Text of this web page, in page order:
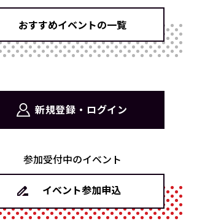
おすすめイベントの一覧
新規登録・ログイン
参加受付中のイベント
イベント参加申込